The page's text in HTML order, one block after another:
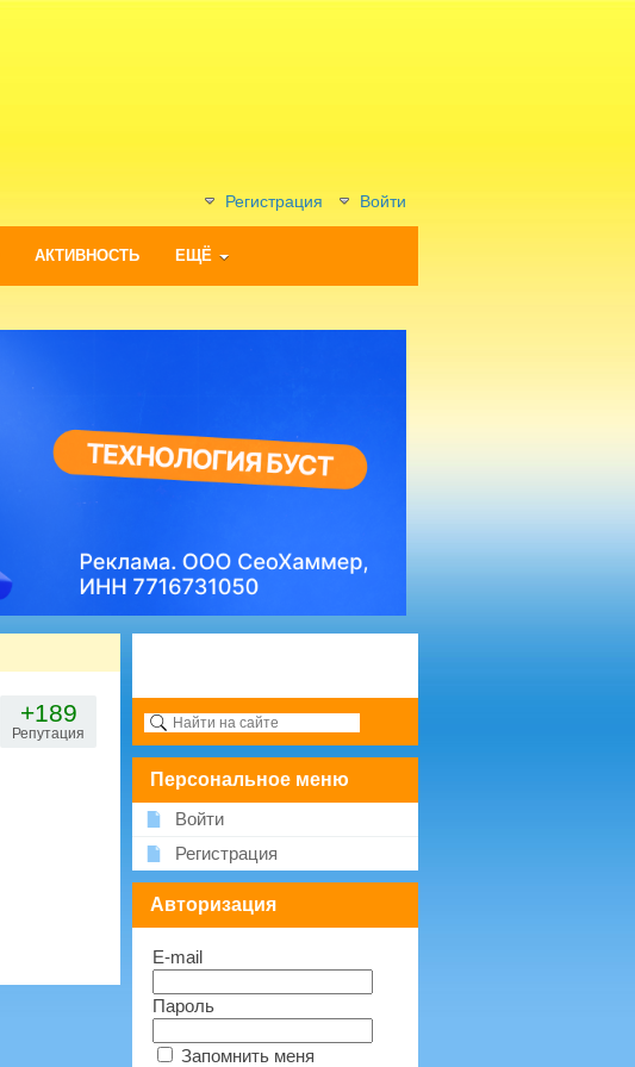
Регистрация Войти
АКТИВНОСТЬ ЕЩЁ
+189
Репутация
Персональное меню
Войти
Регистрация
Авторизация
E-mail
Пароль
Запомнить меня